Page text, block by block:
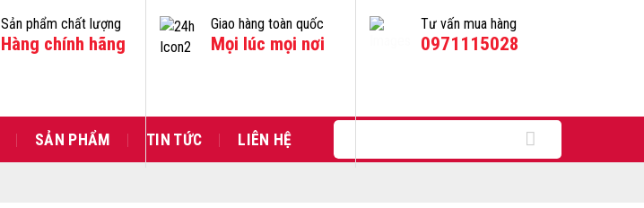
Sản phẩm chất lượng
Hàng chính hãng
Giao hàng toàn quốc
Mọi lúc mọi nơi
Tư vấn mua hàng
0971115028
SẢN PHẨM TIN TỨC LIÊN HỆ
kiếm: